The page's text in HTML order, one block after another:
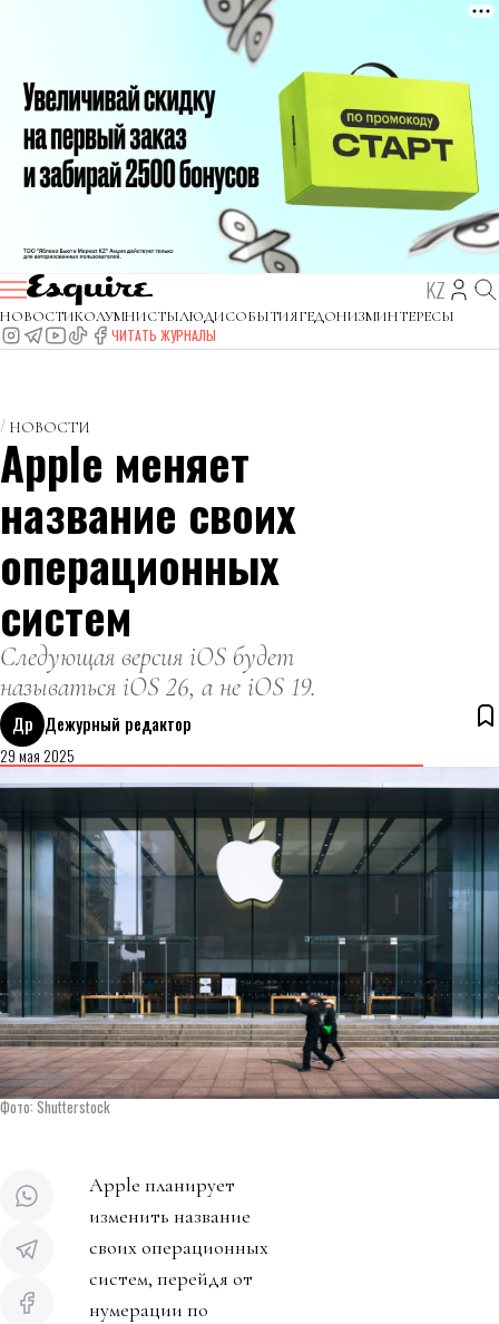
KZ
НОВОСТИКОЛУМНИСТЫЛЮДИСОБЫТИЯГЕДОНИЗМИНТЕРЕСЫ
ЧИТАТЬ ЖУРНАЛЫ
НОВОСТИ
Apple меняет
название своих
операционных
систем
Следующая версия iOS будет
называться iOS 26, а не iOS 19.
Др Дежурный редактор
29 мая 2025
Фото: Shutterstock
Apple планирует
изменить название
своих операционных
систем, перейдя от
нумерации по